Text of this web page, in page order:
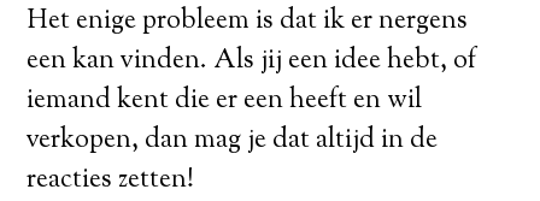
Het enige probleem is dat ik er nergens
een kan vinden. Als jij een idee hebt, of
iemand kent die er een heeft en wil
verkopen, dan mag je dat altijd in de
reacties zetten!